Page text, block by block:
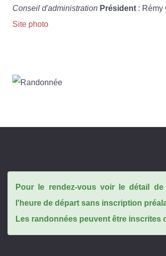
Conseil d'administration Président : Rémy
Site photo
Pour le rendez-vous voir le détail
l'heure de départ sans inscription
Les randonnées peuvent être inscrites